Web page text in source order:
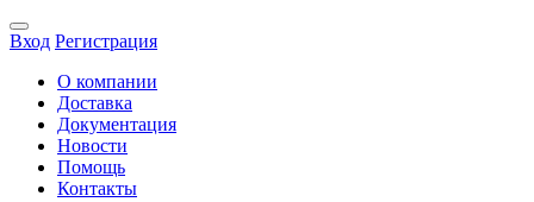
Вход Регистрация
О компании
Доставка
Документация
Новости
Помощь
Контакты